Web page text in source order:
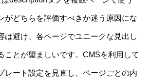
がどちらを評価すべきか迷う原因にな
は避け、各ページでユニークな見出し
ことが望ましいです。CMSを利用して
レート設定を見直し、ページごとの内